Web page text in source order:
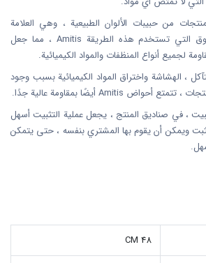
من حبيبات الألوان الطبيعية ، وهي العلامة
التجارية الوحيدة في السوق التي تستخدم هذه الطريقة Amitis ، مما جعل
، الهشاشة واختراق المواد الكيميائية بسبب وجود
، في صناديق المنتج ، يجعل عملية التثبيت أسهل
ويمكن أن يقوم بها المشتري بنفسه ، حتى يتمكن
48 CM